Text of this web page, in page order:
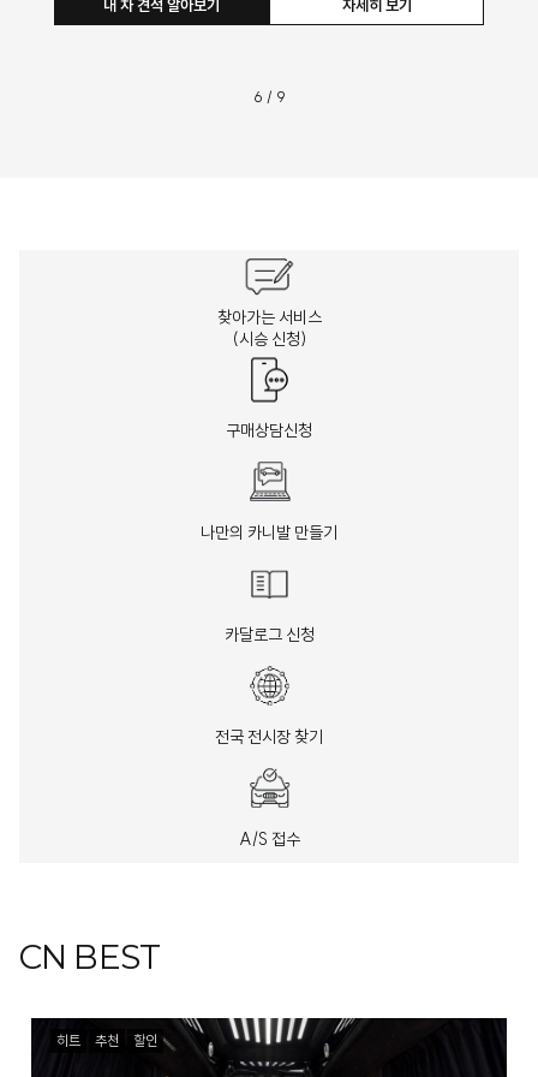
자세히 보기
내 차 견적 알아보기
6 / 9
찾아가는 서비스
(시승 신청)
구매상담신청
나만의 카니발 만들기
카달로그 신청
전국 전시장 찾기
A/S 접수
CN BEST
히트 추천 할인